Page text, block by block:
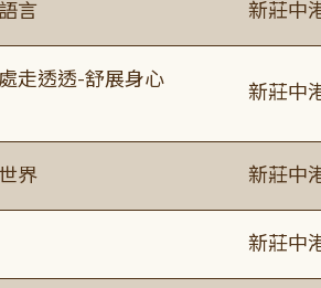
言 新莊中
走透透-舒展身心
新莊中
界 新莊中
新莊中